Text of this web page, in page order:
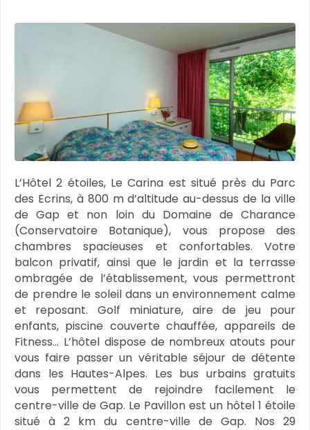
L’Hôtel 2 étoiles, Le Carina est situé près du Parc
des Ecrins, à 800 m d’altitude au-dessus de la ville
de Gap et non loin du Domaine de Charance
(Conservatoire Botanique), vous propose des
chambres spacieuses et confortables. Votre
balcon privatif, ainsi que le jardin et la terrasse
ombragée de l’établissement, vous permettront
de prendre le soleil dans un environnement calme
et reposant. Golf miniature, aire de jeu pour
enfants, piscine couverte chauffée, appareils de
Fitness... L’hôtel dispose de nombreux atouts pour
vous faire passer un véritable séjour de détente
dans les Hautes-Alpes. Les bus urbains gratuits
vous permettent de rejoindre facilement le
centre-ville de Gap. Le Pavillon est un hôtel 1 étoile
situé à 2 km du centre-ville de Gap. Nos 29